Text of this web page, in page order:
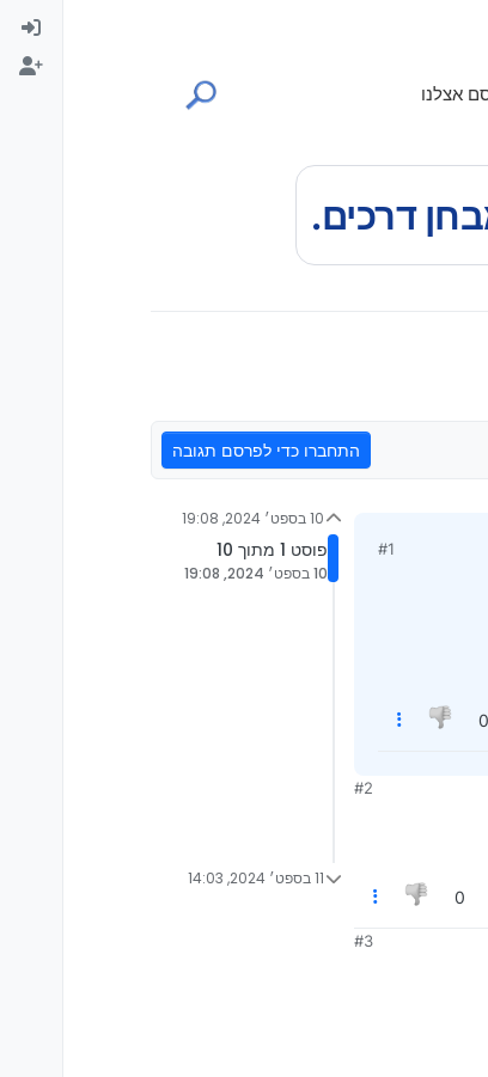
אצלנו
התחברו כדי לפרסם תגובה
#1
0
#2
0
#3
10 בספט׳ 2024, 19:08
פוסט 1 מתוך 10
10 בספט׳ 2024, 19:08
11 בספט׳ 2024, 14:03